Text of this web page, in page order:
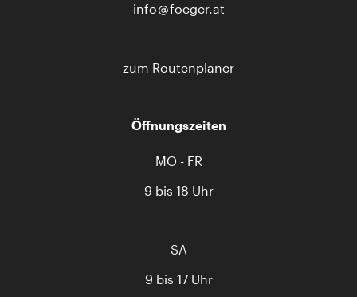
info
foeger.at
zum Routenplaner
Öffnungszeiten
MO - FR
9 bis 18 Uhr
SA
9 bis 17 Uhr